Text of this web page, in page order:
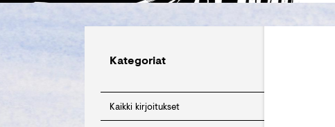
Kategoriat
Kaikki kirjoitukset